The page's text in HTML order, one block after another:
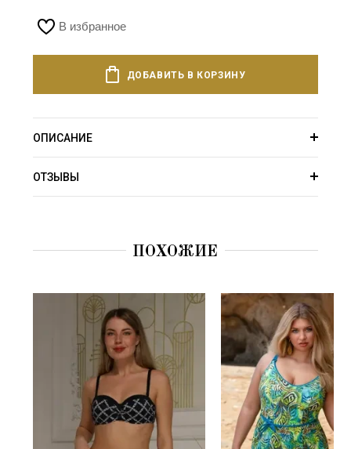
В избранное
ДОБАВИТЬ В КОРЗИНУ
ОПИСАНИЕ
ОТЗЫВЫ
ПОХОЖИЕ